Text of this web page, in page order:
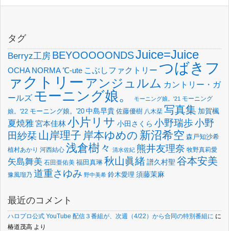
タグ
Berryz工房 BEYOOOOONDSJuice=Juice
OCHA NORMA℃-ute こぶしファクトリー つばきフ
ァクトリー アンジュルム カントリー・ガ
ールズ モーニング娘。 モーニング娘。'21 モーニング
娘。'22 モーニング娘。'20 中島早貴 佐藤優樹 八木栞 写真集 加賀楓
夏焼雅宮本佳林小片リサ 小田さくら 小野瑞歩小野
田紗栞 山岸理子 岸本ゆめの 新沼希空 森戸知沙希
植村あかり 河西結心 浅倉樹々 清水佐紀 熊井友理奈 牧野真莉愛
矢島舞美 石田亜佑美 福田真琳 秋山眞緒譜久村聖 谷本安美
豫風瑠乃 道重さゆみ 野中美希 鈴木愛理 須藤茉麻
最近のコメント
ハロプロ公式 YouTube 配信３番組が、次週（4/22）から合同の特別番組に に
椿道茂高 より